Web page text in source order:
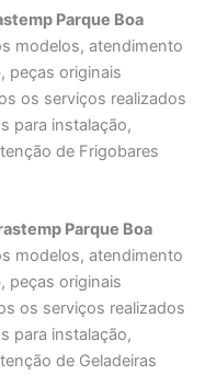
Parque Boa
modelos, atendimento
, peças originais
os serviços realizados
para instalação,
de Frigobares
Parque Boa
modelos, atendimento
, peças originais
os serviços realizados
para instalação,
de Geladeiras